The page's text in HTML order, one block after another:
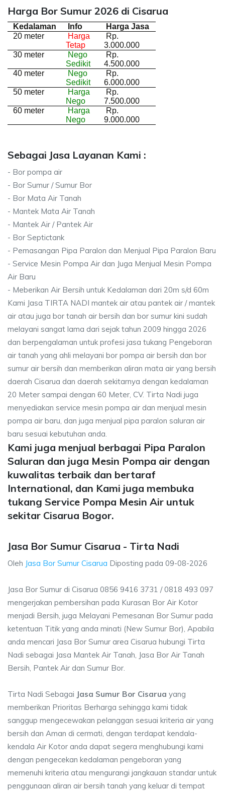
Harga Bor Sumur 2026 di Cisarua
Kedalaman Info
Harga Jasa
20 meter
Harga
Tetap
Rp.
3.000.000
30 meter
Nego
Sedikit
Rp.
4.500.000
40 meter
Nego
Sedikit
Rp.
6.000.000
50 meter
Harga
Nego
Rp.
7.500.000
60 meter
Harga
Nego
Rp.
9.000.000
Sebagai Jasa Layanan Kami :
- Bor pompa air
- Bor Sumur / Sumur Bor
- Bor Mata Air Tanah
- Mantek Mata Air Tanah
- Mantek Air / Pantek Air
- Bor Septictank
- Pemasangan Pipa Paralon dan Menjual Pipa Paralon Baru
- Service Mesin Pompa Air dan Juga Menjual Mesin Pompa
Air Baru
- Meberikan Air Bersih untuk Kedalaman dari 20m s/d 60m
Kami Jasa TIRTA NADI mantek air atau pantek air / mantek
air atau juga bor tanah air bersih dan bor sumur kini sudah
melayani sangat lama dari sejak tahun 2009 hingga 2026
dan berpengalaman untuk profesi jasa tukang Pengeboran
air tanah yang ahli melayani bor pompa air bersih dan bor
sumur air bersih dan memberikan aliran mata air yang bersih
daerah Cisarua dan daerah sekitarnya dengan kedalaman
20 Meter sampai dengan 60 Meter, CV. Tirta Nadi juga
menyediakan service mesin pompa air dan menjual mesin
pompa air baru, dan juga menjual pipa paralon saluran air
baru sesuai kebutuhan anda.
Kami juga menjual berbagai Pipa Paralon
Saluran dan juga Mesin Pompa air dengan
kuwalitas terbaik dan bertaraf
International, dan Kami juga membuka
tukang Service Pompa Mesin Air untuk
sekitar Cisarua Bogor.
Jasa Bor Sumur Cisarua - Tirta Nadi
Oleh Jasa Bor Sumur Cisarua Diposting pada 09-08-2026
Jasa Bor Sumur di Cisarua 0856 9416 3731 / 0818 493 097
mengerjakan pembersihan pada Kurasan Bor Air Kotor
menjadi Bersih, juga Melayani Pemesanan Bor Sumur pada
ketentuan Titik yang anda minati (New Sumur Bor), Apabila
anda mencari Jasa Bor Sumur area Cisarua hubungi Tirta
Nadi sebagai Jasa Mantek Air Tanah, Jasa Bor Air Tanah
Bersih, Pantek Air dan Sumur Bor.
Tirta Nadi Sebagai Jasa Sumur Bor Cisarua yang
memberikan Prioritas Berharga sehingga kami tidak
sanggup mengecewakan pelanggan sesuai kriteria air yang
bersih dan Aman di cermati, dengan terdapat kendala-
kendala Air Kotor anda dapat segera menghubungi kami
dengan pengecekan kedalaman pengeboran yang
memenuhi kriteria atau mengurangi jangkauan standar untuk
penggunaan aliran air bersih tanah yang keluar di tempat